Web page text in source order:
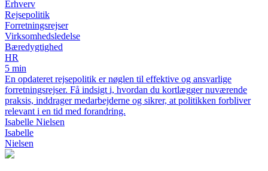
Erhverv
Rejsepolitik
Forretningsrejser
Virksomhedsledelse
Bæredygtighed
HR
5 min
En opdateret rejsepolitik er nøglen til effektive og ansvarlige
forretningsrejser. Få indsigt i, hvordan du kortlægger nuværende
praksis, inddrager medarbejderne og sikrer, at politikken forbliver
relevant i en tid med forandring.
Isabelle Nielsen
Isabelle
Nielsen